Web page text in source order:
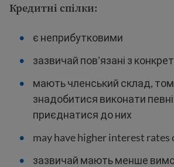
Кредитні спілки:
є неприбутковими
зазвичай пов'язані з
мають членський склад,
знадобитися виконати
приєднатися до них
may have higher interest rates
зазвичай мають менше